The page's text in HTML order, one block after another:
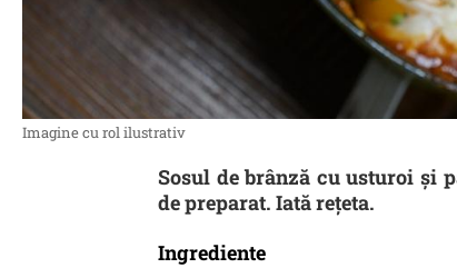
Imagine cu rol ilustrativ
Sosul de brânză cu usturoi și
de preparat. Iată rețeta.
Ingrediente